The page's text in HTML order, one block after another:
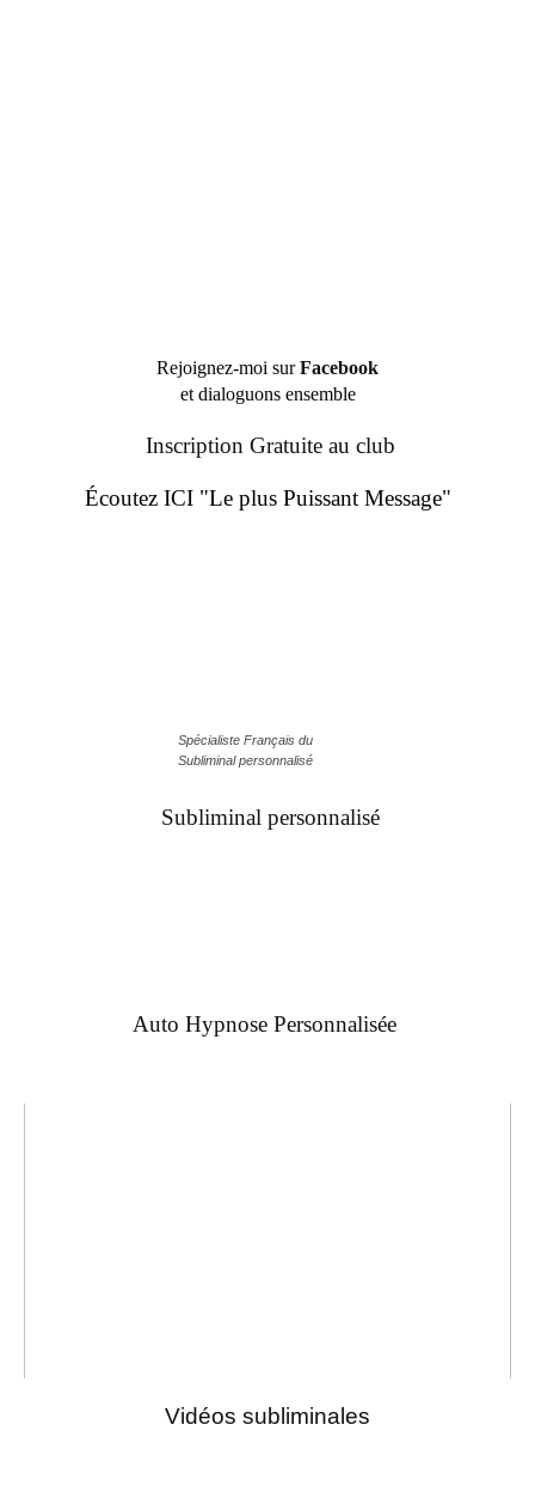
Rejoignez-moi surFacebook
et dialoguons ensemble
Inscription Gratuite au club
Écoutez ICI "Le plus Puissant Message"
Spécialiste Français du
Subliminal personnalisé
Subliminal personnalisé
Auto Hypnose Personnalisée
Vidéos subliminales